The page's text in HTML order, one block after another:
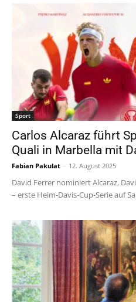
Sport
Carlos Alcaraz führt
Quali in Marbella mit
Fabian Pakulat - 12. August 2025
David Ferrer nominiert Alcaraz,
– erste Heim‑Davis‑Cup‑Serie auf